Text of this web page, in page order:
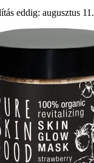
eddig: augusztus 11.